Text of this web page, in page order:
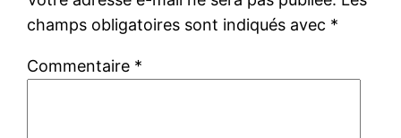
champs obligatoires sont indiqués avec *
Commentaire *